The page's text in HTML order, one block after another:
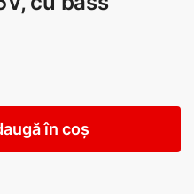
în coș